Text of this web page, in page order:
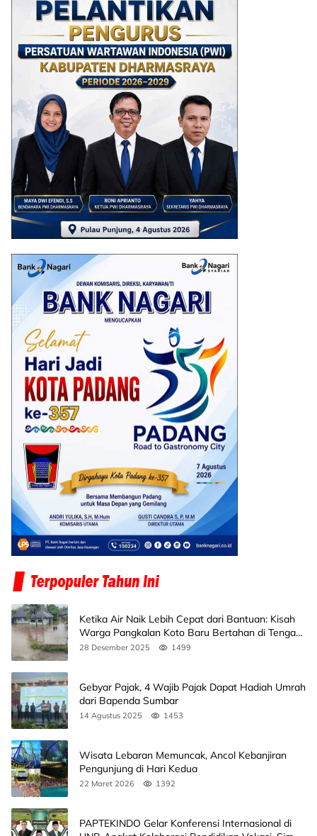
Ketika Air Naik Lebih Cepat dari Bantuan: Kisah
Warga Pangkalan Koto Baru Bertahan di Tengah
Banjir
28 Desember 2025 1499
Gebyar Pajak, 4 Wajib Pajak Dapat Hadiah Umrah
dari Bapenda Sumbar
14 Agustus 2025 1453
Wisata Lebaran Memuncak, Ancol Kebanjiran
Pengunjung di Hari Kedua
22 Maret 2026 1392
PAPTEKINDO Gelar Konferensi Internasional di